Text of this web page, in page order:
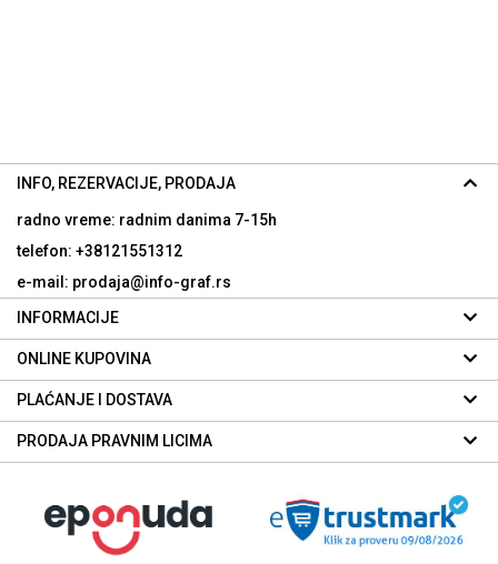
INFO, REZERVACIJE, PRODAJA
radno vreme: radnim danima 7-15h
telefon: +38121551312
e-mail: prodaja@info-graf.rs
INFORMACIJE
ONLINE KUPOVINA
PLAĆANJE I DOSTAVA
PRODAJA PRAVNIM LICIMA